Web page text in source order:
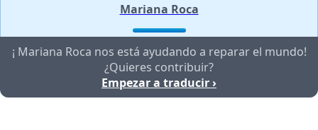
Mariana Roca
¡ Mariana Roca nos está ayudando a reparar el mundo!
¿Quieres contribuir?
Empezar a traducir ›